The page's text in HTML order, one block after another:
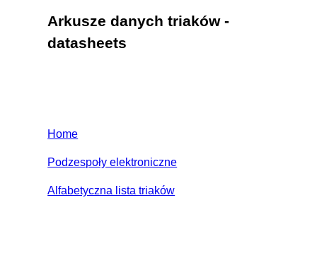
Arkusze danych triaków -
datasheets
Home
Podzespoły elektroniczne
Alfabetyczna lista triaków